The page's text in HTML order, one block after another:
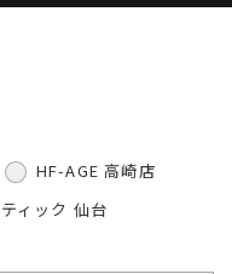
HF-AGE 高崎店
ィック 仙台